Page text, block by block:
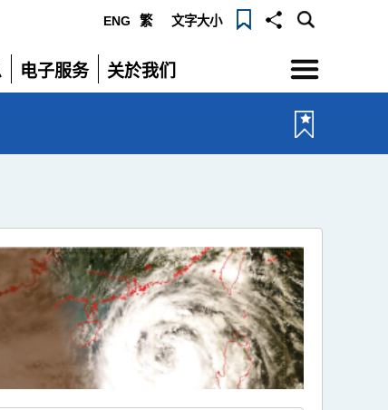
ENG 繁 文字大小
电子服务
展
关於我们
展
选
单